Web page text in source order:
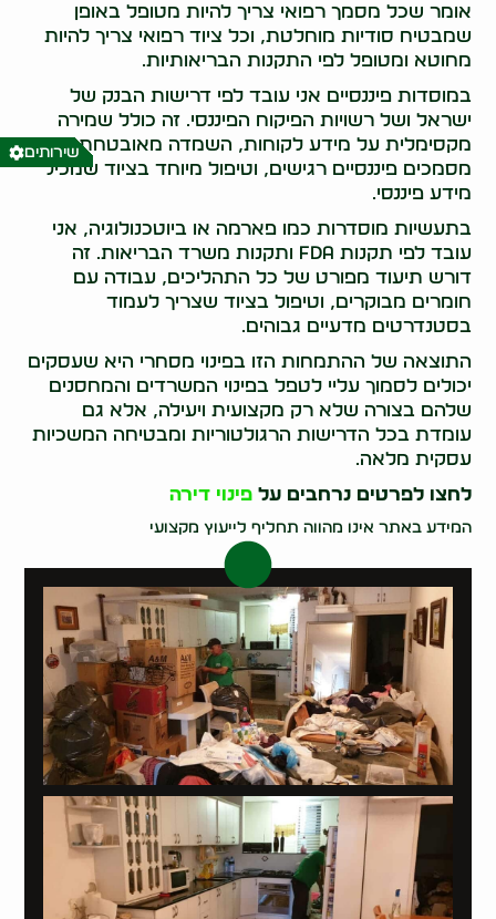
אומר שכל מסמך רפואי צריך להיות מטופל באופן
שמבטיח סודיות מוחלטת, וכל ציוד רפואי צריך להיות
מחוטא ומטופל לפי התקנות הבריאותיות.
במוסדות פיננסיים אני עובד לפי דרישות הבנק של
ישראל ושל רשויות הפיקוח הפיננסי. זה כולל שמירה
מקסימלית על מידע לקוחות, השמדה מאובטחת של
מסמכים פיננסיים רגישים, וטיפול מיוחד בציוד שמכיל
מידע פיננסי.
בתעשיות מוסדרות כמו פארמה או ביוטכנולוגיה, אני
עובד לפי תקנות FDA ותקנות משרד הבריאות. זה
דורש תיעוד מפורט של כל התהליכים, עבודה עם
חומרים מבוקרים, וטיפול בציוד שצריך לעמוד
בסטנדרטים מדעיים גבוהים.
התוצאה של ההתמחות הזו בפינוי מסחרי היא שעסקים
יכולים לסמוך עליי לטפל בפינוי המשרדים והמחסנים
שלהם בצורה שלא רק מקצועית ויעילה, אלא גם
עומדת בכל הדרישות הרגולטוריות ומבטיחה המשכיות
עסקית מלאה.
לחצו לפרטים נרחבים עלפינוי דירה
המידע באתר אינו מהווה תחליף לייעוץ מקצועי
שירותים